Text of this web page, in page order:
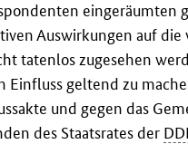
eingeräumten
Auswirkungen auf
tatenlos zugesehen
geltend zu
und gegen das
des Staatsrates der